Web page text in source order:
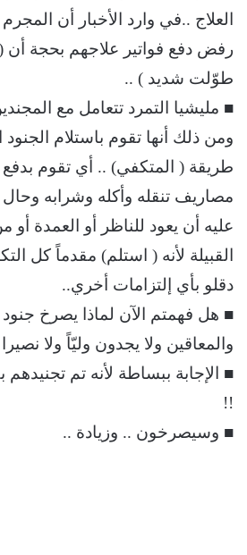
العلاج ..في وارد الأخبار أن
رفض دفع فواتير علاجهم بحجة أن
طوّلت شديد ) ..
■ مليشيا التمرد تتعامل مع
ومن ذلك أنها تقوم باستلام الجنود
طريقة ( المتكفي) .. أي تقوم
مصاريف تنقله وأكله وشرابه وحال
عليه أن يعود للناظر أو العمدة
القبيلة لأنه ( استلم) مقدماً كل
دقلو بأي إلتزامات أخري..
■ هل فهمتم الآن لماذا يصرخ
والمعاقين ولا يجدون وليّاً ولا
■ الإجابة ببساطة لأنه تم
!!
■ وسيصرخون .. وزيادة ..